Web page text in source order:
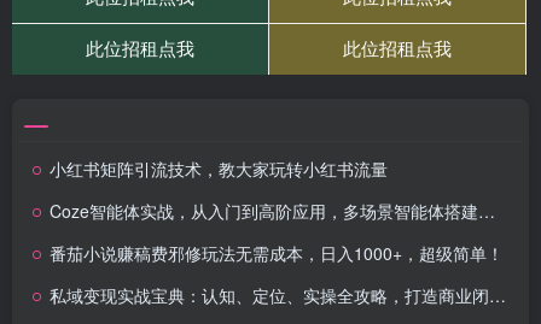
小红书矩阵引流技术，教大家玩转小红书流量
Coze智能体实战，从入门到高阶应用，多场景智能体搭建商业项目实战
番茄小说赚稿费邪修玩法无需成本，日入1000+，超级简单！
私域变现实战宝典：认知、定位、实操全攻略，打造商业闭环新生态